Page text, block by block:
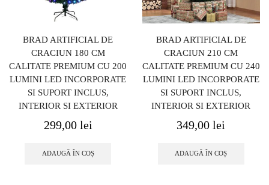
BRAD ARTIFICIAL DE
CRACIUN 180 CM
CALITATE PREMIUM CU 200
LUMINI LED INCORPORATE
SI SUPORT INCLUS,
INTERIOR SI EXTERIOR
299,00 lei
ADAUGĂ ÎN COȘ
BRAD ARTIFICIAL DE
CRACIUN 210 CM
CALITATE PREMIUM CU 240
LUMINI LED INCORPORATE
SI SUPORT INCLUS,
INTERIOR SI EXTERIOR
349,00lei
ADAUGĂ ÎN COȘ